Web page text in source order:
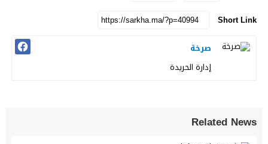
Short Link
صرخة
إدارة الحريدة
Related News